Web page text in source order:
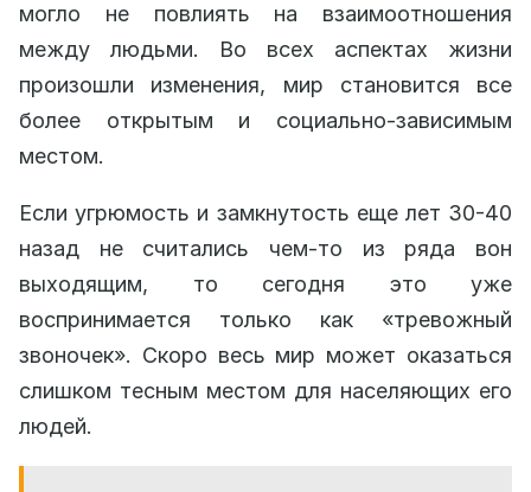
могло не повлиять на взаимоотношения
между людьми. Во всех аспектах жизни
произошли изменения, мир становится все
более открытым и социально-зависимым
местом.
Если угрюмость и замкнутость еще лет 30-40
назад не считались чем-то из ряда вон
выходящим, то сегодня это уже
воспринимается только как «тревожный
звоночек». Скоро весь мир может оказаться
слишком тесным местом для населяющих его
людей.